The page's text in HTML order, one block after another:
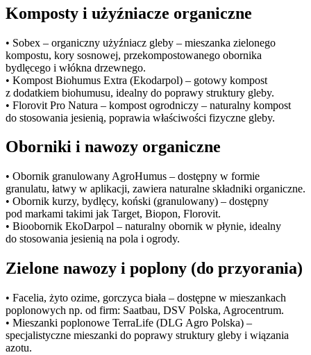
Komposty i użyźniacze organiczne
• Sobex – organiczny użyźniacz gleby – mieszanka zielonego
kompostu, kory sosnowej, przekompostowanego obornika
bydlęcego i włókna drzewnego.
• Kompost Biohumus Extra (Ekodarpol) – gotowy kompost
z dodatkiem biohumusu, idealny do poprawy struktury gleby.
• Florovit Pro Natura – kompost ogrodniczy – naturalny kompost
do stosowania jesienią, poprawia właściwości fizyczne gleby.
Oborniki i nawozy organiczne
• Obornik granulowany AgroHumus – dostępny w formie
granulatu, łatwy w aplikacji, zawiera naturalne składniki organiczne.
• Obornik kurzy, bydlęcy, koński (granulowany) – dostępny
pod markami takimi jak Target, Biopon, Florovit.
• Bioobornik EkoDarpol – naturalny obornik w płynie, idealny
do stosowania jesienią na pola i ogrody.
Zielone nawozy i poplony (do przyorania)
• Facelia, żyto ozime, gorczyca biała – dostępne w mieszankach
poplonowych np. od firm: Saatbau, DSV Polska, Agrocentrum.
• Mieszanki poplonowe TerraLife (DLG Agro Polska) –
specjalistyczne mieszanki do poprawy struktury gleby i wiązania
azotu.